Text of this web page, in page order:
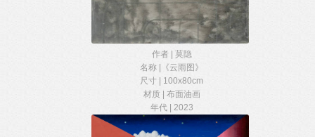
作者 | 莫隐
名称 |《云雨图》
尺寸 | 100x80cm
材质 | 布面油画
年代 | 2023